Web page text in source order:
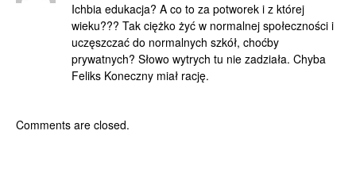
Ichbia edukacja? A co to za potworek i z której
wieku??? Tak ciężko żyć w normalnej społeczności i
uczęszczać do normalnych szkół, choćby
prywatnych? Słowo wytrych tu nie zadziała. Chyba
Feliks Koneczny miał rację.
Comments are closed.